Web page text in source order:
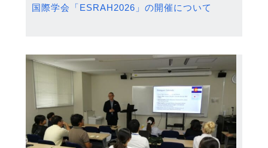
国際学会「ESRAH2026」の開催について